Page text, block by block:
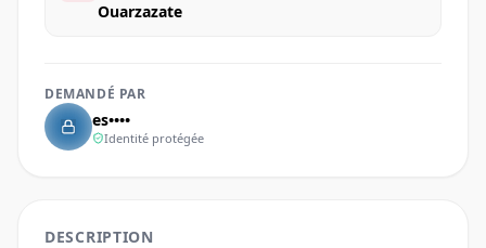
Ouarzazate
DEMANDÉ PAR
es••••
Identité protégée
DESCRIPTION